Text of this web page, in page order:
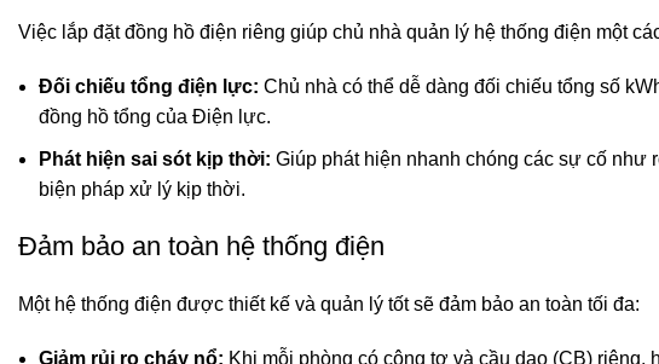
Việc lắp đặt đồng hồ điện riêng giúp chủ nhà quản lý hệ thống điện một
Đối chiếu tổng điện lực: Chủ nhà có thể dễ dàng đối chiếu tổng số
đồng hồ tổng của Điện lực.
Phát hiện sai sót kịp thời: Giúp phát hiện nhanh chóng các sự cố như
biện pháp xử lý kịp thời.
Đảm bảo an toàn hệ thống điện
Một hệ thống điện được thiết kế và quản lý tốt sẽ đảm bảo an toàn tối đa:
Giảm rủi ro cháy nổ: Khi mỗi phòng có công tơ và cầu dao (CB)